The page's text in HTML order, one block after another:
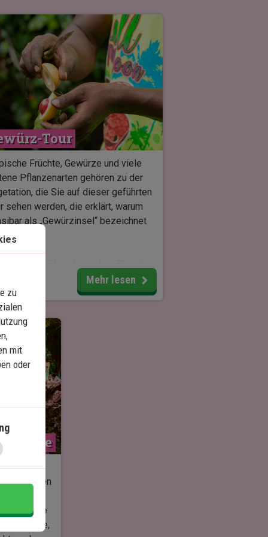
Tour
Früchte, Gewürze und viele
Pflanzenarten gehören zu der
die Sie auf dieser geführten
sehen werden, die erklärt, warum
als „Gewürzinsel“ bezeichnet
um sowohl die
tropischen Früchte und
zu riechen als auch zu
Sansibar hat viele frische
wie unter anderem: Kardamom,
Nelken, schwarzen Pfeffer,
Vanille, Zitronengras und
Sie werden auch frische
wie Ananas, Banane,
Mango, Apfel und viele
erleben, und Sie haben die
die Techniken zum Klettern
Kokospalmenbaum aus erster
Pflanzen wie den Hennastrauch,
Ylang – auch als Parfümbaum
Mehr lesen
Cave
Kuza
im klaren
andere
Die
zu
mit
oder